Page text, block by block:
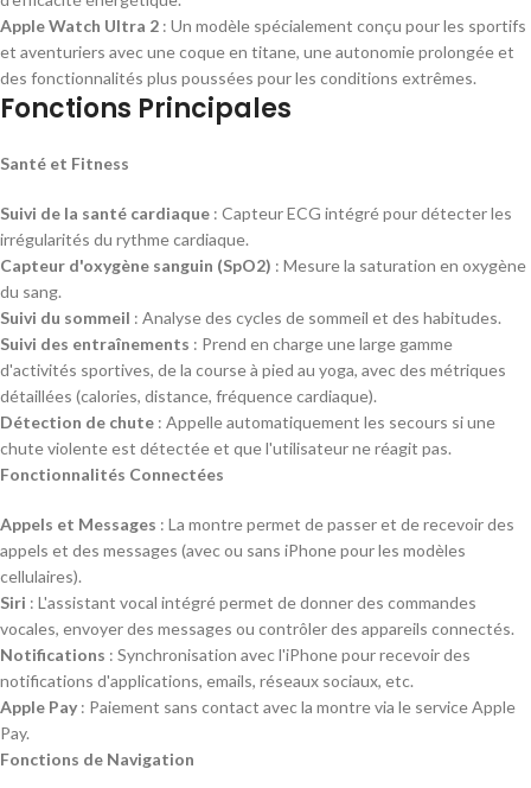
Apple Watch Ultra 2 : Un modèle spécialement conçu pour les sportifs
et aventuriers avec une coque en titane, une autonomie prolongée et
des fonctionnalités plus poussées pour les conditions extrêmes.
Fonctions Principales
Santé et Fitness
Suivi de la santé cardiaque : Capteur ECG intégré pour détecter les
irrégularités du rythme cardiaque.
Capteur d'oxygène sanguin (SpO2) : Mesure la saturation en oxygène
du sang.
Suivi du sommeil : Analyse des cycles de sommeil et des habitudes.
Suivi des entraînements : Prend en charge une large gamme
d'activités sportives, de la course à pied au yoga, avec des métriques
détaillées (calories, distance, fréquence cardiaque).
Détection de chute : Appelle automatiquement les secours si une
chute violente est détectée et que l'utilisateur ne réagit pas.
Fonctionnalités Connectées
Appels et Messages : La montre permet de passer et de recevoir des
appels et des messages (avec ou sans iPhone pour les modèles
cellulaires).
Siri : L'assistant vocal intégré permet de donner des commandes
vocales, envoyer des messages ou contrôler des appareils connectés.
Notifications : Synchronisation avec l'iPhone pour recevoir des
notifications d'applications, emails, réseaux sociaux, etc.
Apple Pay : Paiement sans contact avec la montre via le service Apple
Pay.
Fonctions de Navigation